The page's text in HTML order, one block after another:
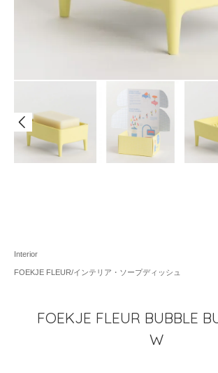
Interior
FOEKJE FLEUR/インテリア・ソープディッシュ
FOEKJE FLEUR BUBBLE
W